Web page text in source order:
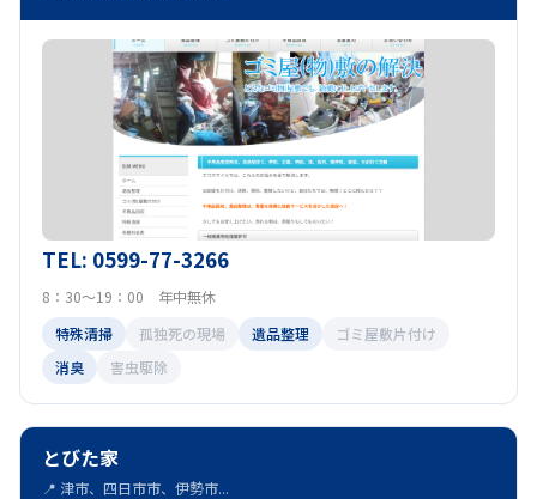
TEL: 0599-77-3266
8：30～19：00 年中無休
特殊清掃
孤独死の現場 遺品整理
ゴミ屋敷片付け
消臭
害虫駆除
とびた家
📍 津市、四日市市、伊勢市...